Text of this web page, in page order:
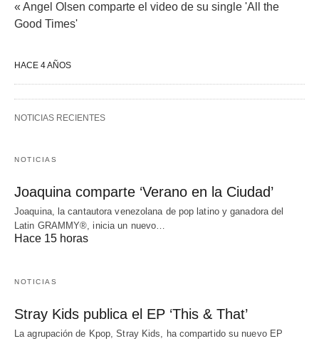
« Angel Olsen comparte el video de su single 'All the
Good Times'
HACE 4 AÑOS
NOTICIAS RECIENTES
NOTICIAS
Joaquina comparte ‘Verano en la Ciudad’
Joaquina, la cantautora venezolana de pop latino y ganadora del
Latin GRAMMY®, inicia un nuevo…
Hace 15 horas
NOTICIAS
Stray Kids publica el EP ‘This & That’
La agrupación de Kpop, Stray Kids, ha compartido su nuevo EP